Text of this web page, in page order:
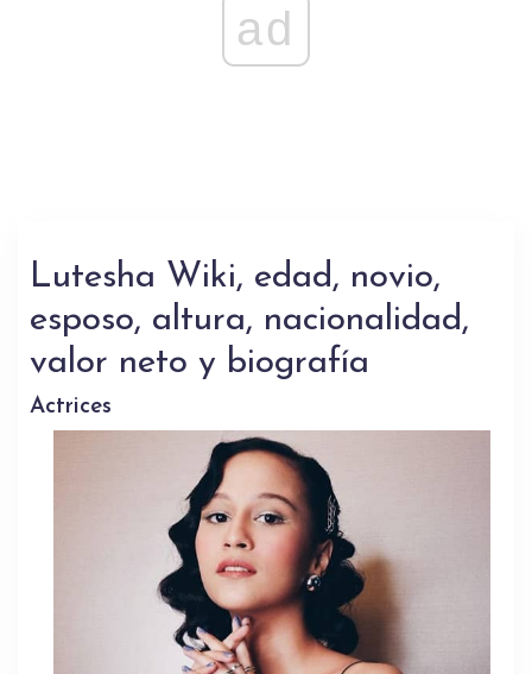
ad
Lutesha Wiki, edad, novio,
esposo, altura, nacionalidad,
valor neto y biografía
Actrices